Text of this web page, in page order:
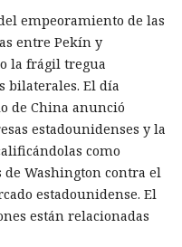
empeoramiento de las
entre Pekín y
la frágil tregua
bilaterales. El día
de China anunció
estadounidenses y la
como
Washington contra el
estadounidense. El
están relacionadas